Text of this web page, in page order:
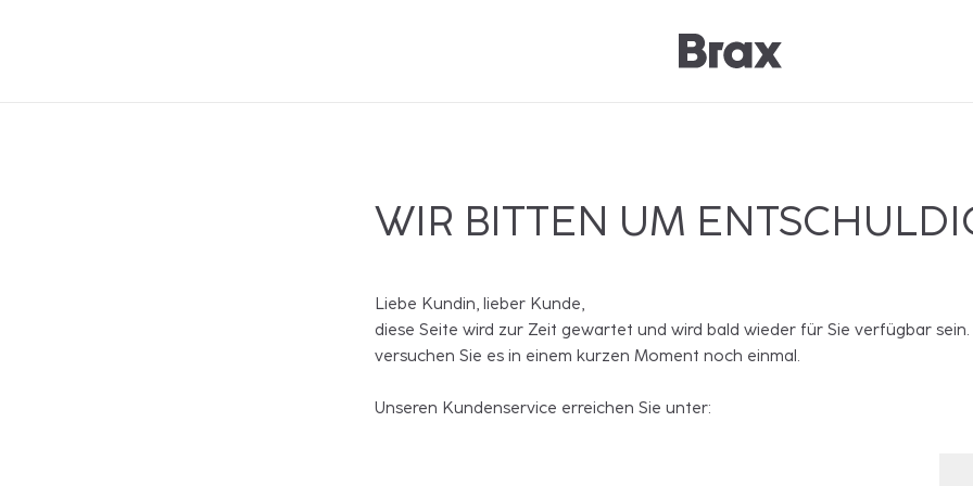
WIR BITTEN UM
Liebe Kundin, lieber Kunde,
diese Seite wird zur Zeit gewartet und wird bald wieder für Sie verfügbar
versuchen Sie es in einem kurzen Moment noch einmal.
Unseren Kundenservice erreichen Sie unter: